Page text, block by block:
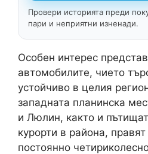
Провери историята преди
пари и неприятни изненади.
Особен интерес
автомобилите, чието
устойчиво в целия
западната планинска
и Люлин, както и
курорти в района,
постоянно